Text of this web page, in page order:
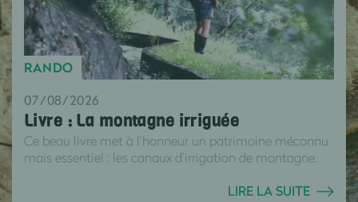
RANDO
07/08/2026
Livre : La montagne irriguée
Ce beau livre met à l’honneur un patrimoine méconnu
mais essentiel : les canaux d’irrigation de montagne.
LIRE LA SUITE